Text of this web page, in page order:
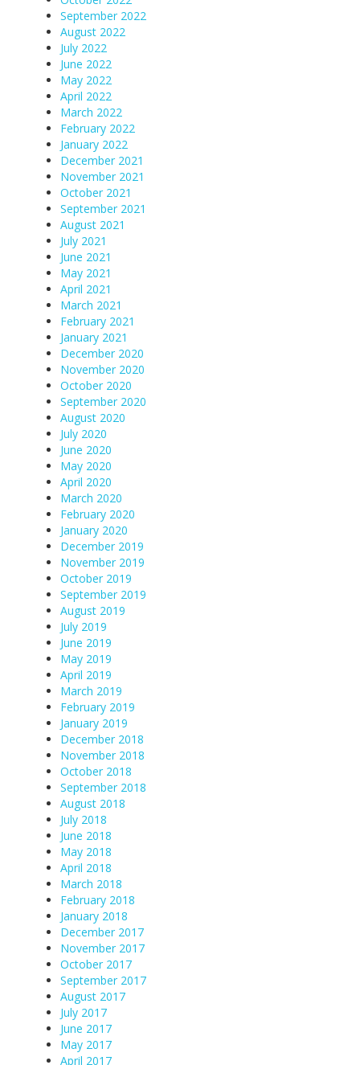
September 2022
August 2022
July 2022
June 2022
May 2022
April 2022
March 2022
February 2022
January 2022
December 2021
November 2021
October 2021
September 2021
August 2021
July 2021
June 2021
May 2021
April 2021
March 2021
February 2021
January 2021
December 2020
November 2020
October 2020
September 2020
August 2020
July 2020
June 2020
May 2020
April 2020
March 2020
February 2020
January 2020
December 2019
November 2019
October 2019
September 2019
August 2019
July 2019
June 2019
May 2019
April 2019
March 2019
February 2019
January 2019
December 2018
November 2018
October 2018
September 2018
August 2018
July 2018
June 2018
May 2018
April 2018
March 2018
February 2018
January 2018
December 2017
November 2017
October 2017
September 2017
August 2017
July 2017
June 2017
May 2017
April 2017